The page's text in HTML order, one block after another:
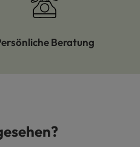
Beratung